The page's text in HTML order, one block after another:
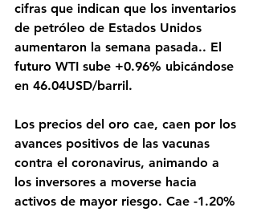
cifras que indican que los inventarios
de petróleo de Estados Unidos
aumentaron la semana pasada.. El
futuro WTI sube +0.96% ubicándose
en 46.04USD/barril.
Los precios del oro cae, caen por los
avances positivos de las vacunas
contra el coronavirus, animando a
los inversores a moverse hacia
activos de mayor riesgo. Cae -1.20%